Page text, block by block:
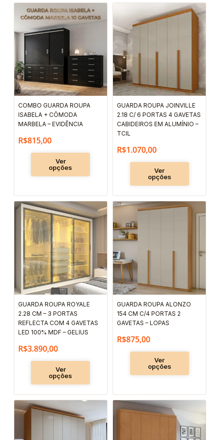
COMBO GUARDA ROUPA
ISABELA + CÔMODA
MARBELA – EVIDÊNCIA
R$815,00
Ver
opções
Este
produto
variantes.
As
opções
podem
escolhidas
produto
GUARDA ROUPA JOINVILLE
2.18 C/ 6 PORTAS 4 GAVETAS
CABIDEIROS EM ALUMÍNIO –
TCIL
R$1.070,00
Ver
opções
Este
produto
tem
variantes.
opções
podem
ser
do
GUARDA ROUPA ROYALE
2.28 CM – 3 PORTAS
REFLECTA COM 4 GAVETAS
LED 100% MDF – GELIUS
R$3.890,00
Ver
opções
Este
produto
várias
variantes.
As
opções
podem
ser
escolhidas
do
GUARDA ROUPA ALONZO
154 CM C/4 PORTAS 2
GAVETAS – LOPAS
R$875,00
Ver
opções
Este
variantes.
podem
ser
produto
produto
tem
tem